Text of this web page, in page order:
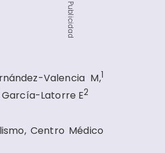
Publicidad
Valencia M,1
García-Latorre E2
Centro Médico